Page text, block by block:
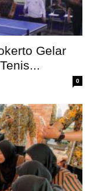
Gelar
0